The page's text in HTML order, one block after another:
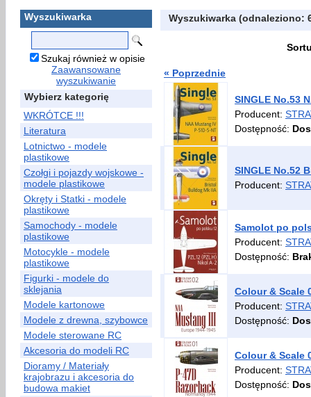
Wyszukiwarka
Szukaj również w opisie
Zaawansowane
wyszukiwanie
Wybierz kategorię
WKRÓTCE !!!
Literatura
Lotnictwo - modele
plastikowe
Czołgi i pojazdy wojskowe -
modele plastikowe
Okręty i Statki - modele
plastikowe
Samochody - modele
plastikowe
Motocykle - modele
plastikowe
Figurki - modele do
sklejania
Modele kartonowe
Modele z drewna, szybowce
Modele sterowane RC
Akcesoria do modeli RC
Dioramy / Materiały
krajobrazu i akcesoria do
budowa makiet
Wyszukiwarka (odnaleziono:
« Poprzednie
SINGLE No.53
Producent:
Dostępność:
SINGLE No.52
Producent:
Samolot po
Producent:
Dostępność:
Colour & Scale
Producent:
Dostępność:
Colour & Scale
Producent:
Dostępność: